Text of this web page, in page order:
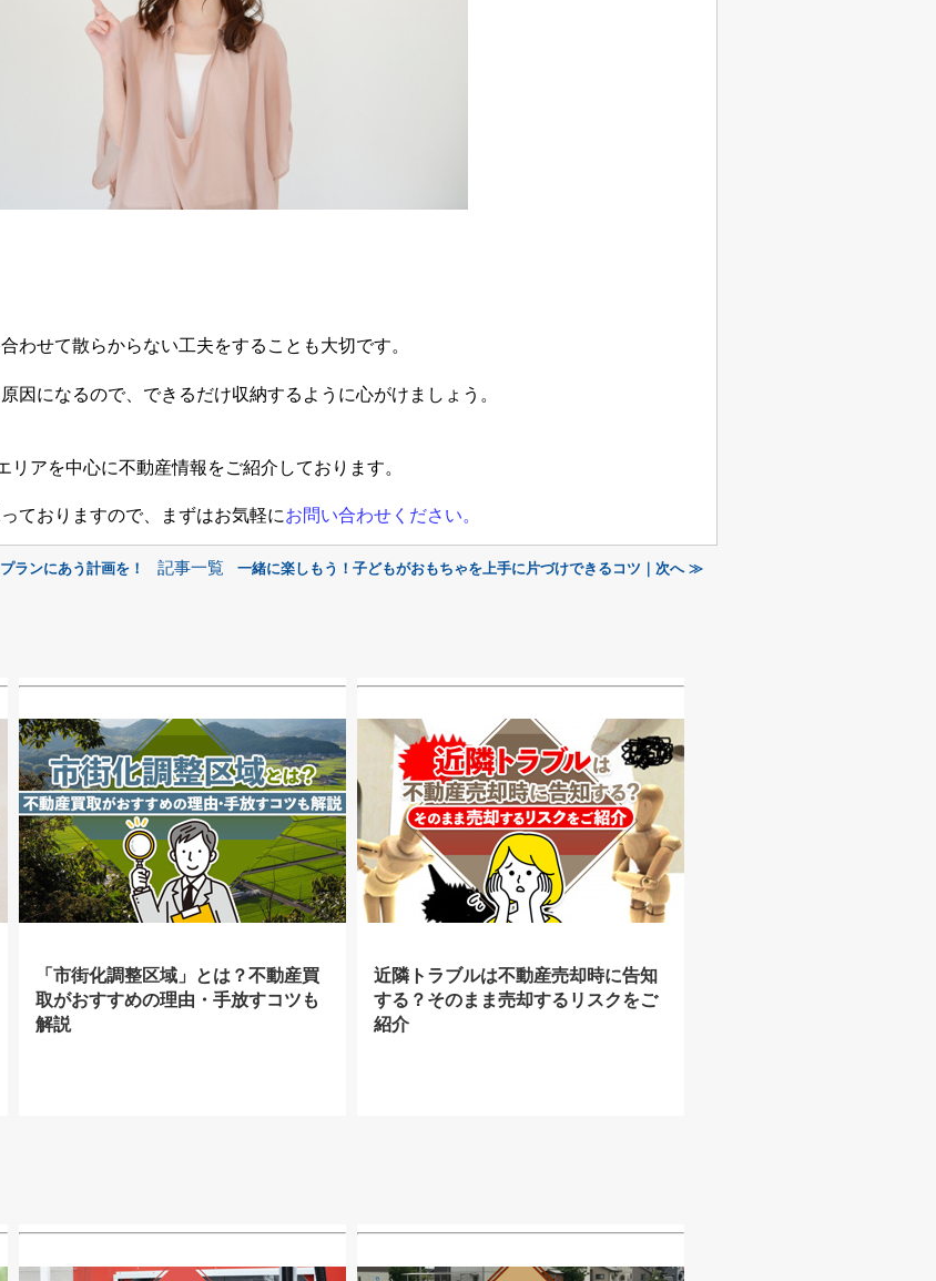
わせて散らからない工夫をすることも大切です。
因になるので、できるだけ収納するように心がけましょう。
リアを中心に不動産情報をご紹介しております。
ておりますので、まずはお気軽にお問い合わせください。
ランにあう計画を！ 記事一覧 一緒に楽しもう！子どもがおもちゃを上手に片づけできるコツ｜次へ ≫
「市街化調整区域」とは？不動産買
取がおすすめの理由・手放すコツも
解説
近隣トラブルは不動産売却時に告知
する？そのまま売却するリスクをご
紹介